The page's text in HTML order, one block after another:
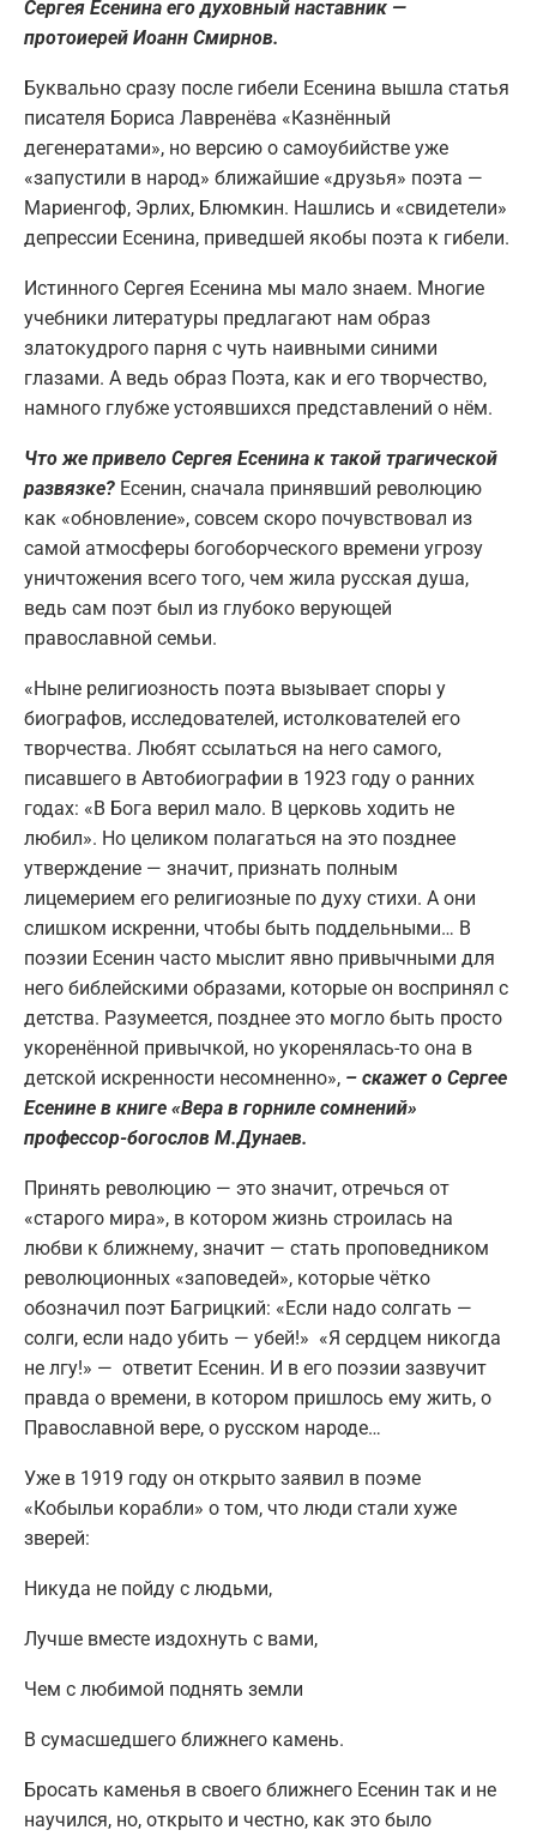
Сергея Есенина его духовный наставник —
протоиерей Иоанн Смирнов.
Буквально сразу после гибели Есенина вышла статья
писателя Бориса Лавренёва «Казнённый
дегенератами», но версию о самоубийстве уже
«запустили в народ» ближайшие «друзья» поэта —
Мариенгоф, Эрлих, Блюмкин. Нашлись и «свидетели»
депрессии Есенина, приведшей якобы поэта к гибели.
Истинного Сергея Есенина мы мало знаем. Многие
учебники литературы предлагают нам образ
златокудрого парня с чуть наивными синими
глазами. А ведь образ Поэта, как и его творчество,
намного глубже устоявшихся представлений о нём.
Что же привело Сергея Есенина к такой трагической
развязке? Есенин, сначала принявший революцию
как «обновление», совсем скоро почувствовал из
самой атмосферы богоборческого времени угрозу
уничтожения всего того, чем жила русская душа,
ведь сам поэт был из глубоко верующей
православной семьи.
«Ныне религиозность поэта вызывает споры у
биографов, исследователей, истолкователей его
творчества. Любят ссылаться на него самого,
писавшего в Автобиографии в 1923 году о ранних
годах: «В Бога верил мало. В церковь ходить не
любил». Но целиком полагаться на это позднее
утверждение — значит, признать полным
лицемерием его религиозные по духу стихи. А они
слишком искренни, чтобы быть поддельными… В
поэзии Есенин часто мыслит явно привычными для
него библейскими образами, которые он воспринял с
детства. Разумеется, позднее это могло быть просто
укоренённой привычкой, но укоренялась-то она в
детской искренности несомненно», – скажет о Сергее
Есенине в книге «Вера в горниле сомнений»
профессор-богослов М.Дунаев.
Принять революцию — это значит, отречься от
«старого мира», в котором жизнь строилась на
любви к ближнему, значит — стать проповедником
революционных «заповедей», которые чётко
обозначил поэт Багрицкий: «Если надо солгать —
солги, если надо убить — убей!» «Я сердцем никогда
не лгу!» — ответит Есенин. И в его поэзии зазвучит
правда о времени, в котором пришлось ему жить, о
Православной вере, о русском народе…
Уже в 1919 году он открыто заявил в поэме
«Кобыльи корабли» о том, что люди стали хуже
зверей:
Никуда не пойду с людьми,
Лучше вместе издохнуть с вами,
Чем с любимой поднять земли
В сумасшедшего ближнего камень.
Бросать каменья в своего ближнего Есенин так и не
научился, но, открыто и честно, как это было